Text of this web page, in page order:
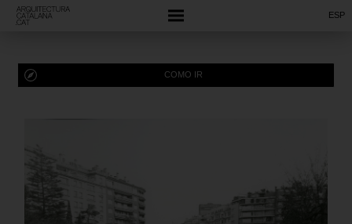
ESP
COMO IR